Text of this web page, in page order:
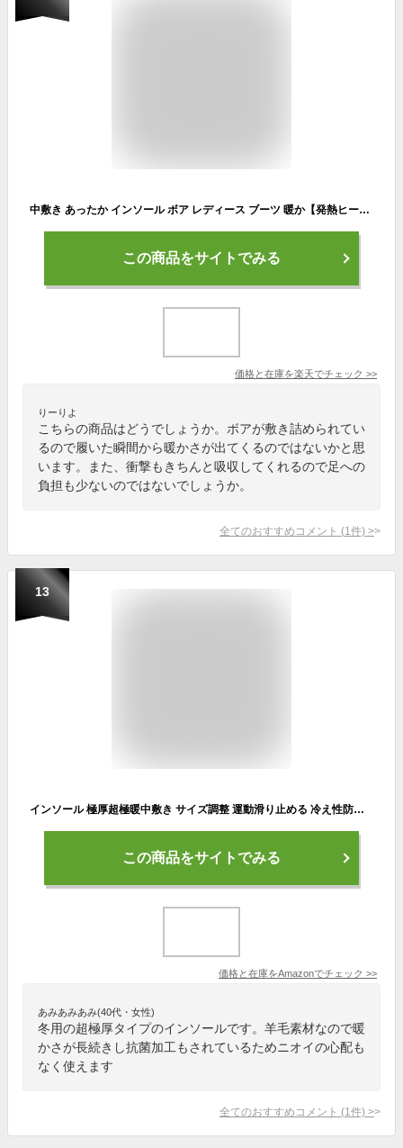
中敷き あったか インソール ボア レディース ブーツ 暖か【発熱ヒートボア インソール】日本製 女性用フリーサイズ(22.0cm〜24.5cm) 冬 保温性 衝撃吸収 活性炭 スニーカー 靴
この商品をサイトでみる
価格と在庫を楽天でチェック >>
りーりよ
こちらの商品はどうでしょうか。ボアが敷き詰められてい
るので履いた瞬間から暖かさが出てくるのではないかと思
います。また、衝撃もきちんと吸収してくれるので足への
負担も少ないのではないでしょうか。
全てのおすすめコメント (1 件) >
13
インソール 極厚超極暖中敷き サイズ調整 運動滑り止める 冷え性防寒抗菌保温通気 羊毛素材 速乾 疲れ軽減 冬用極暖 なかじき 男女兼用 マンズ レディース (Dollger)１足分(2枚入)
この商品をサイトでみる
価格と在庫をAmazonでチェック >>
あみあみあみ(40代・女性)
冬用の超極厚タイプのインソールです。羊毛素材なので暖
かさが長続きし抗菌加工もされているためニオイの心配も
なく使えます
全てのおすすめコメント (1 件) >